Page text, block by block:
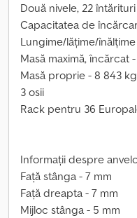
Două nivele, 22 întărituri
Capacitatea de
Lungime/lățime/
Masă maximă, încărcat
Masă proprie - 8 843 kg
3 osii
Rack pentru 36
Informații despre
Față stânga - 7 mm
Față dreapta - 7 mm
Mijloc stânga - 5 mm